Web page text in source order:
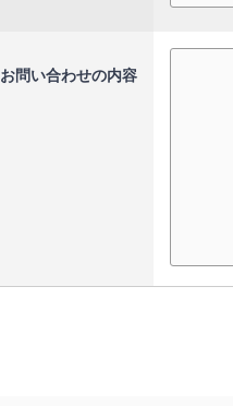
お問い合わせの内容